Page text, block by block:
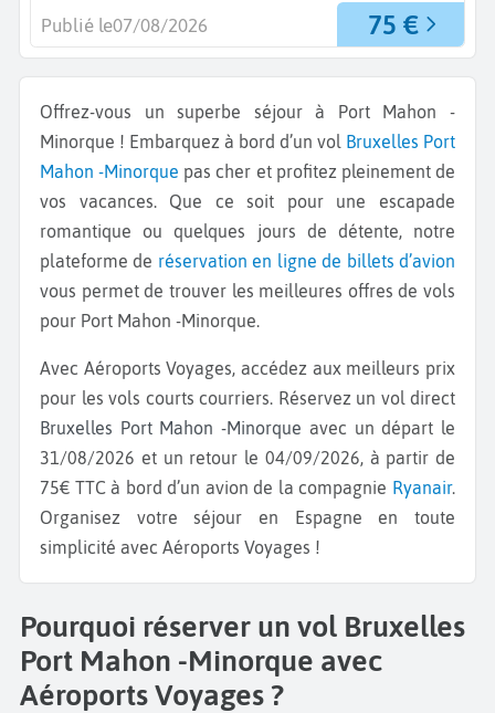
75 €
Publié le07/08/2026
Offrez-vous un superbe séjour à Port Mahon -
Minorque ! Embarquez à bord d’un vol Bruxelles Port
Mahon -Minorque pas cher et profitez pleinement de
vos vacances. Que ce soit pour une escapade
romantique ou quelques jours de détente, notre
plateforme de réservation en ligne de billets d’avion
vous permet de trouver les meilleures offres de vols
pour Port Mahon -Minorque.
Avec Aéroports Voyages, accédez aux meilleurs prix
pour les vols courts courriers. Réservez un vol direct
Bruxelles Port Mahon -Minorque avec un départ le
31/08/2026 et un retour le 04/09/2026, à partir de
75€ TTC à bord d’un avion de la compagnie Ryanair.
Organisez votre séjour en Espagne en toute
simplicité avec Aéroports Voyages !
Pourquoi réserver un vol Bruxelles
Port Mahon -Minorque avec
Aéroports Voyages ?